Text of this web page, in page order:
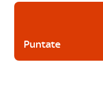
Puntate